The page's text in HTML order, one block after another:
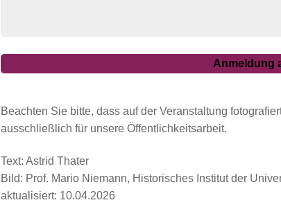
Beachten Sie bitte, dass auf der Veranstaltung
ausschließlich für unsere Öffentlichkeitsarbeit.
Text: Astrid Thater
Bild: Prof. Mario Niemann, Historisches Institut der
aktualisiert: 10.04.2026